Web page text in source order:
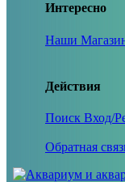
Интересно
Наши
Действия
Поиск Вход/
Обратная